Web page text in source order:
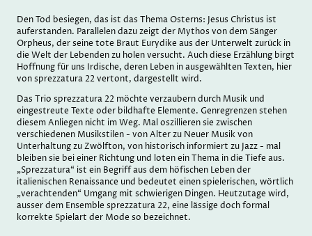
Den Tod besiegen, das ist das Thema Osterns: Jesus Christus ist
auferstanden. Parallelen dazu zeigt der Mythos von dem Sänger
Orpheus, der seine tote Braut Eurydike aus der Unterwelt zurück in
die Welt der Lebenden zu holen versucht. Auch diese Erzählung birgt
Hoffnung für uns Irdische, deren Leben in ausgewählten Texten, hier
von sprezzatura 22 vertont, dargestellt wird.
Das Trio sprezzatura 22 möchte verzaubern durch Musik und
eingestreute Texte oder bildhafte Elemente. Genregrenzen stehen
diesem Anliegen nicht im Weg. Mal oszillieren sie zwischen
verschiedenen Musikstilen - von Alter zu Neuer Musik von
Unterhaltung zu Zwölfton, von historisch informiert zu Jazz - mal
bleiben sie bei einer Richtung und loten ein Thema in die Tiefe aus.
„Sprezzatura“ ist ein Begriff aus dem höfischen Leben der
italienischen Renaissance und bedeutet einen spielerischen, wörtlich
„verachtenden“ Umgang mit schwierigen Dingen. Heutzutage wird,
ausser dem Ensemble sprezzatura 22, eine lässige doch formal
korrekte Spielart der Mode so bezeichnet.